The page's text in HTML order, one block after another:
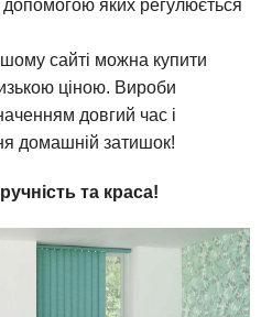
допомогою яких регулюється
сайті можна купити
ціною. Вироби
довгий час і
домашній затишок!
та краса!